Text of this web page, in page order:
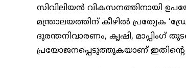
സിവിലിയൻ വികസനത്തിനായി
മന്ത്രാലയത്തിന് കീഴിൽ പ്രത്യേക
ദുരന്തനിവാരണം, കൃഷി, മാപ്പിംഗ്
പ്രയോജനപ്പെടുത്തുകയാണ് ഇതിന്റെ